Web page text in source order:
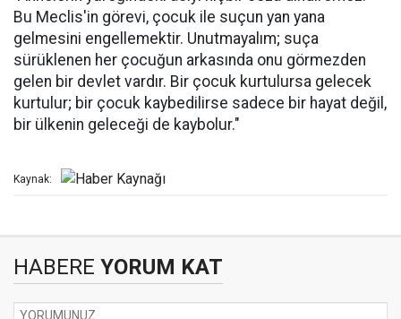
Bu Meclis'in görevi, çocuk ile suçun yan yana
gelmesini engellemektir. Unutmayalım; suça
sürüklenen her çocuğun arkasında onu görmezden
gelen bir devlet vardır. Bir çocuk kurtulursa gelecek
kurtulur; bir çocuk kaybedilirse sadece bir hayat değil,
bir ülkenin geleceği de kaybolur."
Kaynak:
HABERE YORUM KAT